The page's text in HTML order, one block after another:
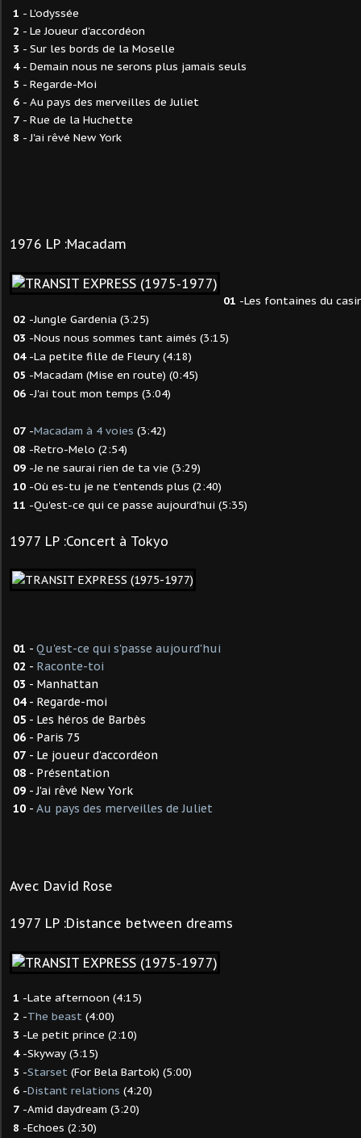
1 - L'odyssée
2 - Le Joueur d'accordéon
3 - Sur les bords de la Moselle
4- Demain nous ne serons plus jamais seuls
5 - Regarde-Moi
6 - Au pays des merveilles de Juliet
7 - Rue de la Huchette
8 - J'ai rêvé New York
1976 LP :Macadam
01 -Les fontaines du
02 -Jungle Gardenia (3:25)
03 -Nous nous sommes tant aimés (3:15)
04-La petite fille de Fleury (4:18)
05 -Macadam (Mise en route) (0:45)
06 -J'ai tout mon temps (3:04)
07 -Macadam à 4 voies (3:42)
08 -Retro-Melo (2:54)
09 -Je ne saurai rien de ta vie (3:29)
10 -Où es-tu je ne t'entends plus (2:40)
11 -Qu'est-ce qui ce passe aujourd'hui (5:35)
1977 LP :Concert à Tokyo
01 - Qu'est-ce qui s'passe aujourd'hui
02 - Raconte-toi
03 - Manhattan
04- Regarde-moi
05 - Les héros de Barbès
06 - Paris 75
07 - Le joueur d'accordéon
08 - Présentation
09 - J'ai rêvé New York
10 - Au pays des merveilles de Juliet
Avec David Rose
1977 LP :Distance between dreams
1 -Late afternoon (4:15)
2 -The beast (4:00)
3 -Le petit prince (2:10)
4-Skyway (3:15)
5 -Starset (For Bela Bartok) (5:00)
6 -Distant relations (4:20)
7 -Amid daydream (3:20)
8 -Echoes (2:30)